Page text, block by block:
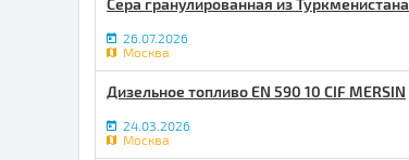
Сера гранулированная из Туркменистана
26.07.2026
Москва
Дизельное топливо EN 590 10 CIF MERSIN
24.03.2026
Москва